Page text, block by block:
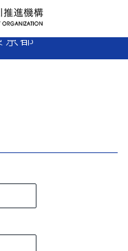
消し 平成18
京都